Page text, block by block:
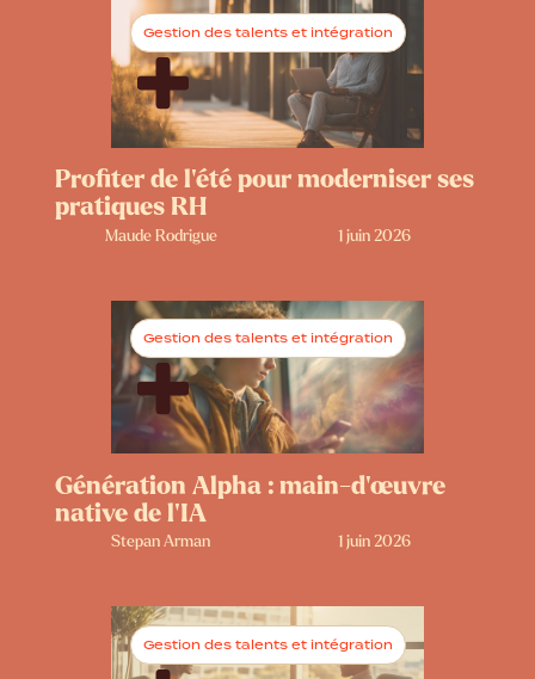
Gestion des talents et intégration
Profiter de l’été pour moderniser ses
pratiques RH
Maude Rodrigue 1 juin 2026
Gestion des talents et intégration
Génération Alpha : main-d’œuvre
native de l’IA
Stepan Arman 1 juin 2026
Gestion des talents et intégration